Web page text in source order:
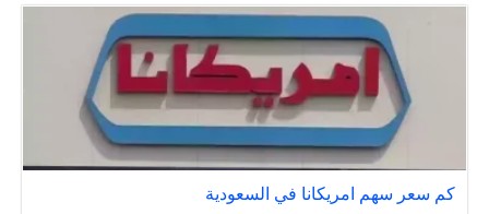
كم سعر سهم امريكانا في السعودية